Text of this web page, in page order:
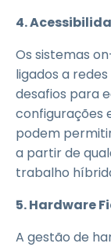
4.
Os sistemas
ligados a
desafios para
configurações
podem
a partir de
trabalho
5. Hardware
A gestão de